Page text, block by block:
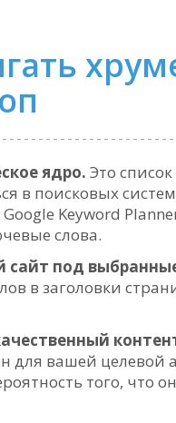
ядро. Это
в поисковых
Keyword
слова.
сайт под
в заголовки
для вашей целевой
того, что